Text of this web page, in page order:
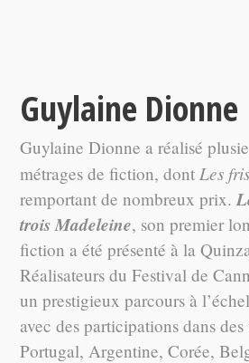
Guylaine Dionne
Guylaine Dionne a réalisé
métrages de fiction, dontLes
remportant de nombreux prix.
trois Madeleine, son premier
fiction a été présenté à la
Réalisateurs du Festival de
un prestigieux parcours à
avec des participations dans
Portugal, Argentine, Corée,